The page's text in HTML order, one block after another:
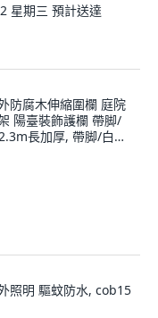
星期三 預計送達
防腐木伸縮圍欄 庭院
陽臺裝飾護欄 帶脚/
長加厚, 帶脚/白色
加厚,大
照明 驅蚊防水, cob15